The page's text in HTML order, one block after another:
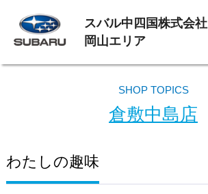
スバル中四国株式会社
岡山エリア
SHOP TOPICS
倉敷中島店
わたしの趣味